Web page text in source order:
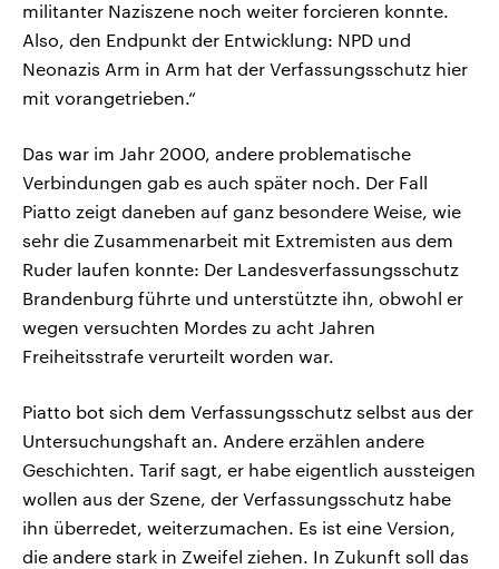
militanter Naziszene noch weiter forcieren konnte.
Also, den Endpunkt der Entwicklung: NPD und
Neonazis Arm in Arm hat der Verfassungsschutz hier
mit vorangetrieben.“
Das war im Jahr 2000, andere problematische
Verbindungen gab es auch später noch. Der Fall
Piatto zeigt daneben auf ganz besondere Weise, wie
sehr die Zusammenarbeit mit Extremisten aus dem
Ruder laufen konnte: Der Landesverfassungsschutz
Brandenburg führte und unterstützte ihn, obwohl er
wegen versuchten Mordes zu acht Jahren
Freiheitsstrafe verurteilt worden war.
Piatto bot sich dem Verfassungsschutz selbst aus der
Untersuchungshaft an. Andere erzählen andere
Geschichten. Tarif sagt, er habe eigentlich aussteigen
wollen aus der Szene, der Verfassungsschutz habe
ihn überredet, weiterzumachen. Es ist eine Version,
die andere stark in Zweifel ziehen. In Zukunft soll das